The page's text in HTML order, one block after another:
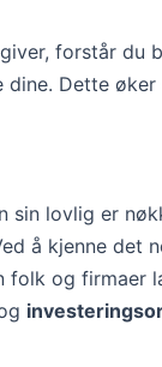
forstår du
dine. Dette
sin lovlig er
å kjenne det
folk og firmaer